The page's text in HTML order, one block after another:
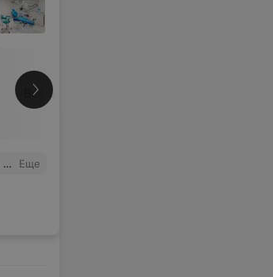
Все цены
Еще